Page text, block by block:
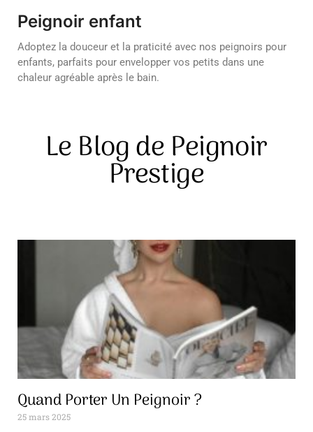
Peignoir enfant
Adoptez la douceur et la praticité avec nos peignoirs pour
enfants, parfaits pour envelopper vos petits dans une
chaleur agréable après le bain.
Le Blog de Peignoir
Prestige
Quand Porter Un Peignoir ?
25 mars 2025